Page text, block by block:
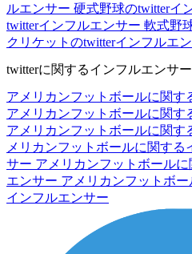
ルエンサー 硬式野球のtwitterイ
twitterインフルエンサー 軟式野
クリケットのtwitterインフルエ
twitterに関するインフルエンサー
アメリカンフットボールに関す
アメリカンフットボールに関す
アメリカンフットボールに関す
メリカンフットボールに関す
サー アメリカンフットボール
エンサー アメリカンフットボ
インフルエンサー